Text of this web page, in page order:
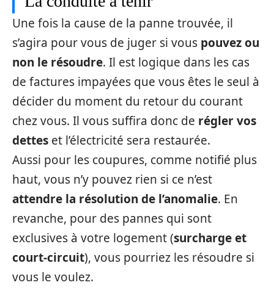
Une fois la cause de la panne trouvée, il
s’agira pour vous de juger si vous pouvez ou
non le résoudre. Il est logique dans les cas
de factures impayées que vous êtes le seul à
décider du moment du retour du courant
chez vous. Il vous suffira donc de régler vos
dettes et l’électricité sera restaurée.
Aussi pour les coupures, comme notifié plus
haut, vous n’y pouvez rien si ce n’est
attendre la résolution de l’anomalie. En
revanche, pour des pannes qui sont
exclusives à votre logement (surcharge et
court-circuit), vous pourriez les résoudre si
vous le voulez.